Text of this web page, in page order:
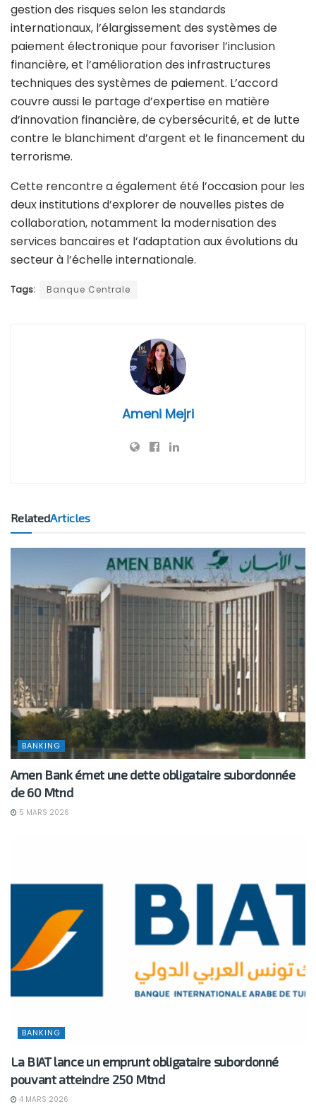
gestion des risques selon les standards
internationaux, l’élargissement des systèmes de
paiement électronique pour favoriser l’inclusion
financière, et l’amélioration des infrastructures
techniques des systèmes de paiement. L’accord
couvre aussi le partage d’expertise en matière
d’innovation financière, de cybersécurité, et de lutte
contre le blanchiment d’argent et le financement du
terrorisme.
Cette rencontre a également été l’occasion pour les
deux institutions d’explorer de nouvelles pistes de
collaboration, notamment la modernisation des
services bancaires et l’adaptation aux évolutions du
secteur à l’échelle internationale.
Tags: Banque Centrale
Ameni Mejri
RelatedArticles
BANKING
Amen Bank émet une dette obligataire subordonnée
de 60 Mtnd
5 MARS 2026
BANKING
La BIAT lance un emprunt obligataire subordonné
pouvant atteindre 250 Mtnd
4 MARS 2026